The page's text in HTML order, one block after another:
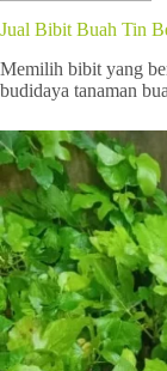
Jual Bibit Buah Tin
Memilih bibit yang
budidaya tanaman